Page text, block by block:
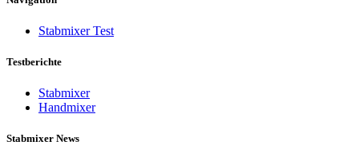
Stabmixer Test
Testberichte
Stabmixer
Handmixer
Stabmixer News